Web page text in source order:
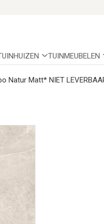
TUINMEUBELEN
Matt* NIET